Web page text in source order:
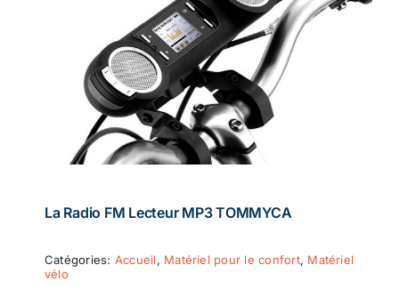
La Radio FM Lecteur MP3 TOMMYCA
Catégories: Accueil, Matériel pour le confort, Matériel
vélo